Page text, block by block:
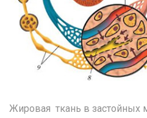
Жировая ткань в застойных